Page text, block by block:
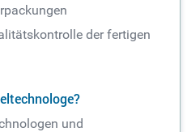
der fertigen
und